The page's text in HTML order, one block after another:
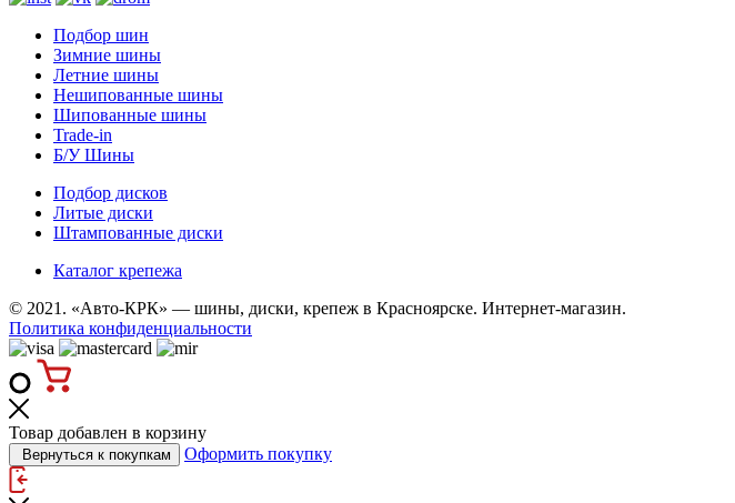
Подбор шин
Зимние шины
Летние шины
Нешипованные шины
Шипованные шины
Trade-in
Б/У Шины
Подбор дисков
Литые диски
Штампованные диски
Каталог крепежа
© 2021. «Авто-КРК» — шины, диски, крепеж в Красноярске. Интернет-магазин.
Политика конфиденциальности
Товар добавлен в корзину
Вернуться к покупкам Оформить покупку